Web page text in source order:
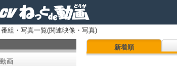
組・写真一覧(関連映像・写真)
画
新着順